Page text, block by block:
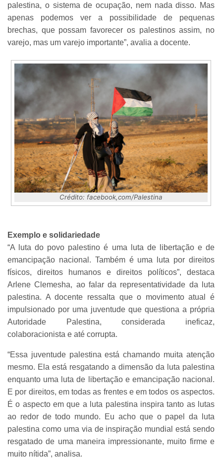
palestina, o sistema de ocupação, nem nada disso. Mas
apenas podemos ver a possibilidade de pequenas
brechas, que possam favorecer os palestinos assim, no
varejo, mas um varejo importante”, avalia a docente.
Crédito: facebook,com/Palestina
Exemplo e solidariedade
“A luta do povo palestino é uma luta de libertação e de
emancipação nacional. Também é uma luta por direitos
físicos, direitos humanos e direitos políticos”, destaca
Arlene Clemesha, ao falar da representatividade da luta
palestina. A docente ressalta que o movimento atual é
impulsionado por uma juventude que questiona a própria
Autoridade Palestina, considerada ineficaz,
colaboracionista e até corrupta.
“Essa juventude palestina está chamando muita atenção
mesmo. Ela está resgatando a dimensão da luta palestina
enquanto uma luta de libertação e emancipação nacional.
E por direitos, em todas as frentes e em todos os aspectos.
É o aspecto em que a luta palestina inspira tanto as lutas
ao redor de todo mundo. Eu acho que o papel da luta
palestina como uma via de inspiração mundial está sendo
resgatado de uma maneira impressionante, muito firme e
muito nítida”, analisa.